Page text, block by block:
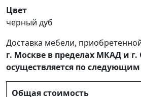
Цвет
черный дуб
Доставка мебели,
г. Москве в пределах МКАД и
осуществляется по
Общая стоимость